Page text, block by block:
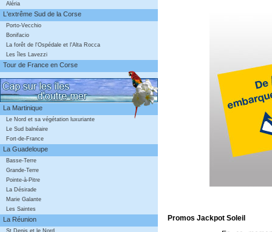
Aléria
L'extrême Sud de la Corse
Porto-Vecchio
Bonifacio
La forêt de l'Ospédale et l'Alta Rocca
Les îles Lavezzi
Tour de France en Corse
La Martinique
Le Nord et sa végétation luxuriante
Le Sud balnéaire
Fort-de-France
La Guadeloupe
Basse-Terre
Grande-Terre
Pointe-à-Pitre
La Désirade
Marie Galante
Les Saintes
La Réunion
St Denis et le Nord
Promos Jackpot Soleil